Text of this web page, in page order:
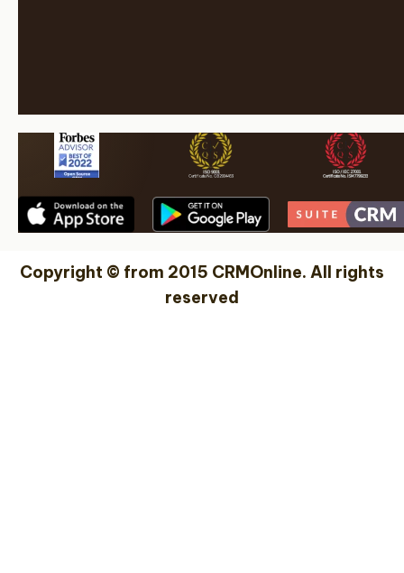
Copyright © from 2015 CRMOnline. All rights
reserved